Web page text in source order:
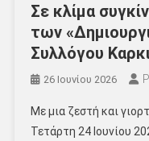
Σε κλίμα
των
Συλλόγου
26 Ιουνίου 2026
Με μια ζεστή και
Τετάρτη 24 Ιουνίου